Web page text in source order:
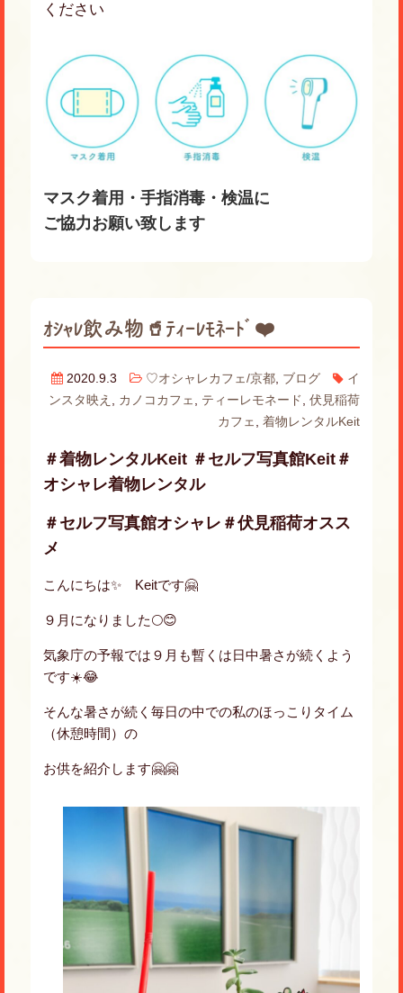
ください
マスク着用・手指消毒・検温に
ご協力お願い致します
ｵｼｬﾚ飲み物🥤ﾃｨｰﾚﾓﾈｰﾄﾞ❤️
2020.9.3 ♡オシャレカフェ/京都, ブログ
イ
ンスタ映え , カノコカフェ , ティーレモネード ,伏見稲荷
カフェ ,着物レンタルKeit
＃着物レンタルKeit ＃セルフ写真館Keit＃
オシャレ着物レンタル
＃セルフ写真館オシャレ＃伏見稲荷オスス
メ
こんにちは✨ Keitです🤗
９月になりました🌕😊
気象庁の予報では９月も暫くは日中暑さが続くよう
です☀️😂
そんな暑さが続く毎日の中での私のほっこりタイム
（休憩時間）の
お供を紹介します🤗🤗